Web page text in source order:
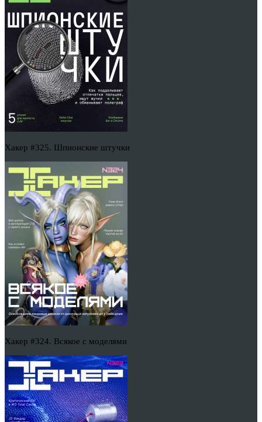
Хакер #325. Шпионские штучки
Хакер #324. Всякое с моделями